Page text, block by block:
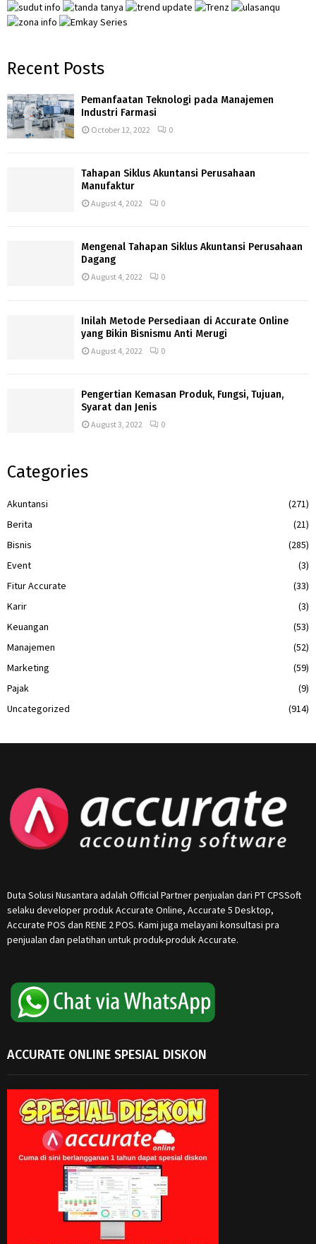
Recent Posts
Pemanfaatan Teknologi pada Manajemen
Industri Farmasi
October 12, 2022 0
Tahapan Siklus Akuntansi Perusahaan
Manufaktur
August 4, 2022 0
Mengenal Tahapan Siklus Akuntansi Perusahaan
Dagang
August 4, 2022 0
Inilah Metode Persediaan di Accurate Online
yang Bikin Bisnismu Anti Merugi
August 4, 2022 0
Pengertian Kemasan Produk, Fungsi, Tujuan,
Syarat dan Jenis
August 3, 2022 0
Categories
Akuntansi
(271)
Berita
(21)
Bisnis
(285)
Event
(3)
Fitur Accurate
(33)
Karir
(3)
Keuangan
(53)
Manajemen
(52)
Marketing
(59)
Pajak
(9)
Uncategorized
(914)
Duta Solusi Nusantara adalah Official Partner penjualan dari PT CPSSoft
selaku developer produk Accurate Online, Accurate 5 Desktop,
Accurate POS dan RENE 2 POS. Kami juga melayani konsultasi pra
penjualan dan pelatihan untuk produk-produk Accurate.
ACCURATE ONLINE SPESIAL DISKON